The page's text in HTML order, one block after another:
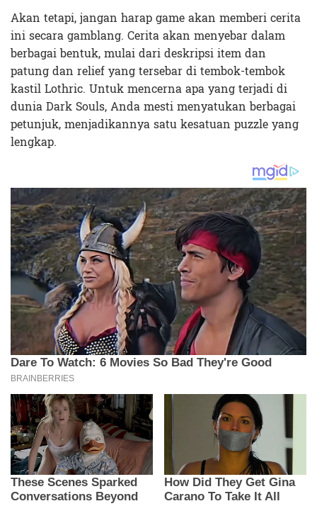
Akan tetapi, jangan harap game akan memberi cerita
ini secara gamblang. Cerita akan menyebar dalam
berbagai bentuk, mulai dari deskripsi item dan
patung dan relief yang tersebar di tembok-tembok
kastil Lothric. Untuk mencerna apa yang terjadi di
dunia Dark Souls, Anda mesti menyatukan berbagai
petunjuk, menjadikannya satu kesatuan puzzle yang
lengkap.